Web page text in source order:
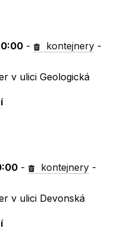
- kontejnery -
v ulici Geologická
- kontejnery -
v ulici Devonská